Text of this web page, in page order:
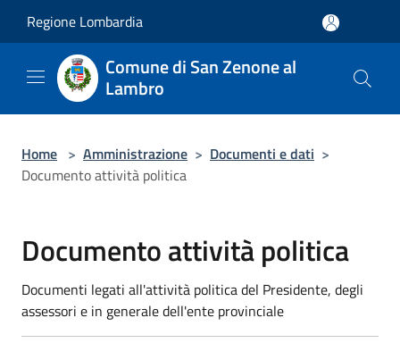
Regione Lombardia
Comune di San Zenone al
Lambro
Home > Amministrazione > Documenti e dati >
Documento attività politica
Documento attività politica
Documenti legati all'attività politica del Presidente, degli
assessori e in generale dell'ente provinciale